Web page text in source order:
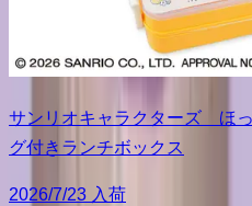
サンリオキャラクターズ ほ
グ付きランチボックス
2026/7/23 入荷